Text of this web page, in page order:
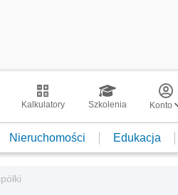
Kalkulatory Szkolenia Konto
Nieruchomości Edukacja